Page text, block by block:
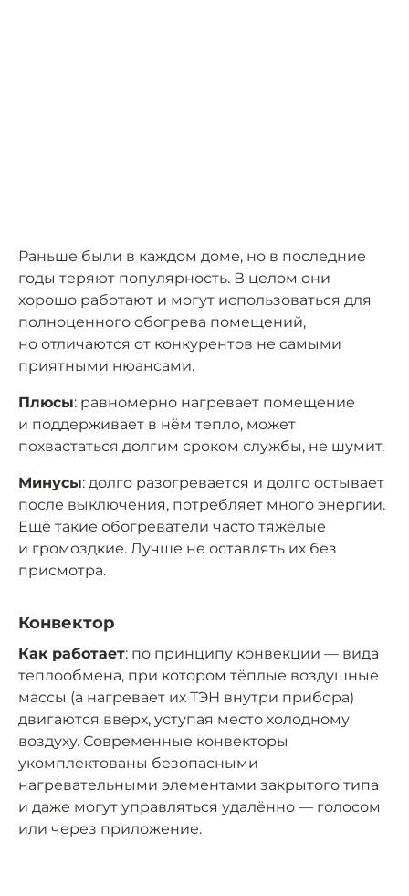
Раньше были в каждом доме, но в последние
годы теряют популярность. В целом они
хорошо работают и могут использоваться для
полноценного обогрева помещений,
но отличаются от конкурентов не самыми
приятными нюансами.
Плюсы: равномерно нагревает помещение
и поддерживает в нём тепло, может
похвастаться долгим сроком службы, не шумит.
Минусы: долго разогревается и долго остывает
после выключения, потребляет много энергии.
Ещё такие обогреватели часто тяжёлые
и громоздкие. Лучше не оставлять их без
присмотра.
Конвектор
Как работает: по принципу конвекции — вида
теплообмена, при котором тёплые воздушные
массы (а нагревает их ТЭН внутри прибора)
двигаются вверх, уступая место холодному
воздуху. Современные конвекторы
укомплектованы безопасными
нагревательными элементами закрытого типа
и даже могут управляться удалённо — голосом
или через приложение.